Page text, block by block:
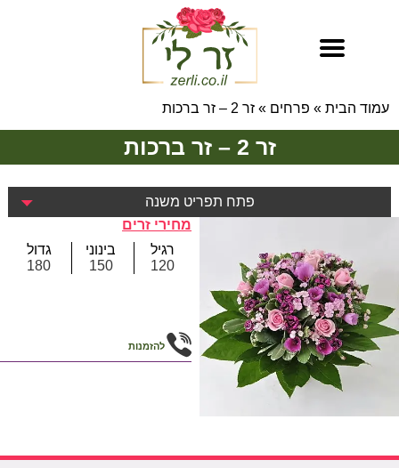
עמוד הבית » פרחים » זר 2 – זר ברכות
זר 2 – זר ברכות
פתח תפריט משנה
מחירי זרים
רגיל
120
בינוני
150
גדול
180
להזמנות